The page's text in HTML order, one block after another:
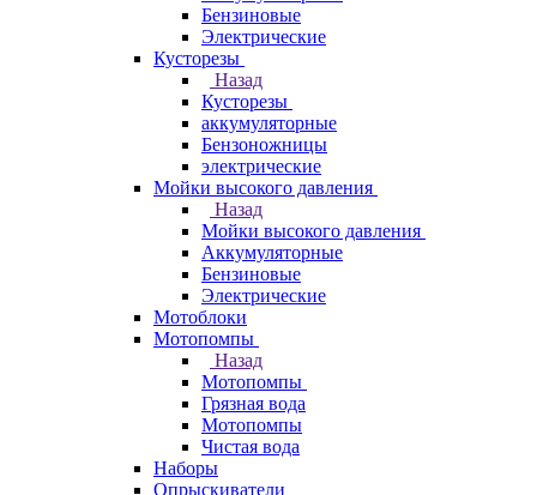
Бензиновые
Электрические
Кусторезы
Назад
Кусторезы
аккумуляторные
Бензоножницы
электрические
Мойки высокого давления
Назад
Мойки высокого давления
Аккумуляторные
Бензиновые
Электрические
Мотоблоки
Мотопомпы
Назад
Мотопомпы
Грязная вода
Мотопомпы
Чистая вода
Наборы
Опрыскиватели